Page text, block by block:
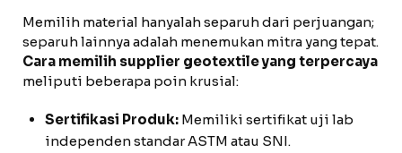
Memilih material hanyalah separuh dari perjuangan;
separuh lainnya adalah menemukan mitra yang tepat.
Cara memilih supplier geotextile yang terpercaya
meliputi beberapa poin krusial:
Sertifikasi Produk: Memiliki sertifikat uji lab
independen standar ASTM atau SNI.